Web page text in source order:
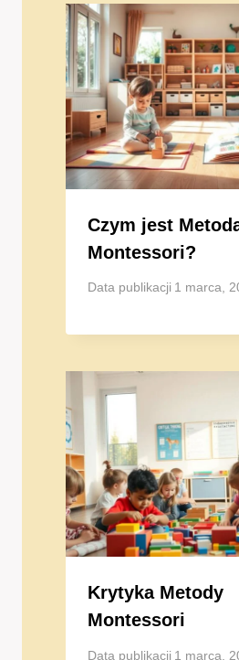
Czym jest
Montessori?
Data publikacji 1 marca,
Krytyka Metody
Montessori
Data publikacji 1 marca,